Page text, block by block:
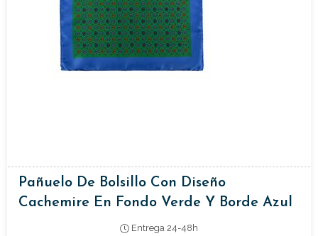
Pañuelo De Bolsillo Con Diseño
Cachemire En Fondo Verde Y Borde Azul
Entrega 24-48h